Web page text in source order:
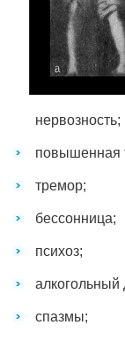
нервозность;
повышенная
тремор;
бессонница;
психоз;
алкогольный
спазмы;